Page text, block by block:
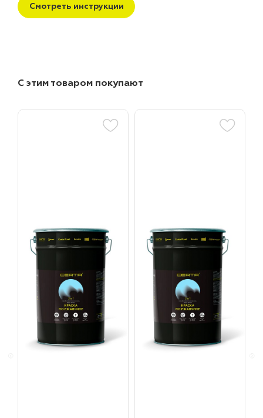
Смотреть инструкции
С этим товаром покупают